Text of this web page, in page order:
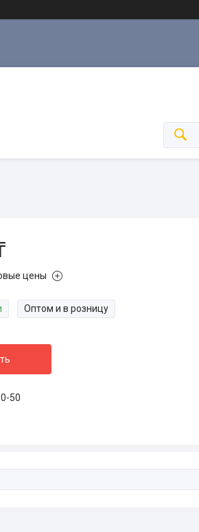
цены
Оптом и в розницу
50